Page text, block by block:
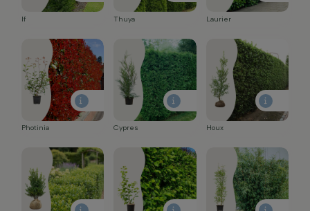
If Thuya Laurier
Photinia Cypres Houx